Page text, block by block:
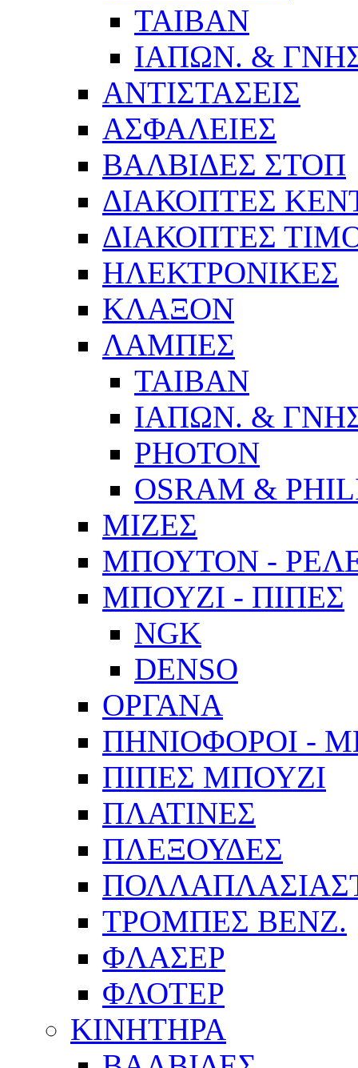
ΤΑΙΒΑΝ
ΙΑΠΩΝ. &
ΑΝΤΙΣΤΑΣΕΙΣ
ΑΣΦΑΛΕΙΕΣ
ΒΑΛΒΙΔΕΣ ΣΤΟΠ
ΔΙΑΚΟΠΤΕΣ
ΔΙΑΚΟΠΤΕΣ
ΗΛΕΚΤΡΟΝΙΚΕΣ
ΚΛΑΞΟΝ
ΛΑΜΠΕΣ
ΤΑΙΒΑΝ
ΙΑΠΩΝ. &
PHOTON
OSRAM &
ΜΙΖΕΣ
ΜΠΟΥΤΟΝ -
ΜΠΟΥΖΙ - ΠΙΠΕΣ
NGK
DENSO
ΟΡΓΑΝΑ
ΠΗΝΙΟΦΟΡΟΙ -
ΠΙΠΕΣ ΜΠΟΥΖΙ
ΠΛΑΤΙΝΕΣ
ΠΛΕΞΟΥΔΕΣ
ΤΡΟΜΠΕΣ ΒΕΝΖ.
ΦΛΑΣΕΡ
ΦΛΟΤΕΡ
ΚΙΝΗΤΗΡΑ